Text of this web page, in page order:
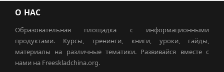
О НАС
Образовательная площадка с информационными
продуктами. Курсы, тренинги, книги, уроки, гайды,
материалы на различные тематики. Развивайся вместе с
нами на Freeskladchina.org.